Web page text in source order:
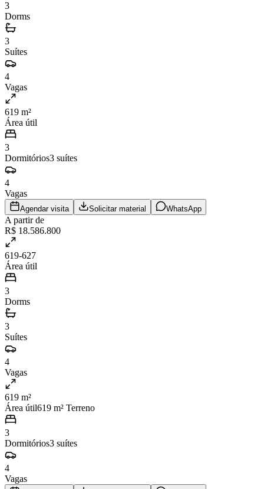
3
Dorms
3
Suítes
4
Vagas
619 m²
Área útil
3
Dormitórios3 suítes
4
Vagas
Agendar visita Solicitar material WhatsApp
A partir de
R$ 18.586.800
619-627
Área útil
3
Dorms
3
Suítes
4
Vagas
619 m²
Área útil619 m² Terreno
3
Dormitórios3 suítes
4
Vagas